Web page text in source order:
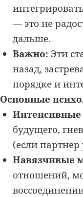
— это не
дальше.
Важно: Эти
назад,
порядке и
Основные
будущего,
(если
Навязчивые
отношений,